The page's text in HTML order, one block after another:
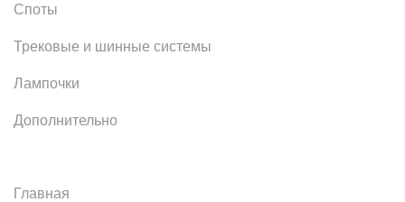
Споты
Трековые и шинные системы
Лампочки
Дополнительно
Главная